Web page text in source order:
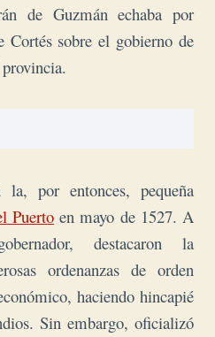
de Guzmán echaba por
Cortés sobre el gobierno de
por entonces, pequeña
Puertoen mayo de 1527. A
destacaron la
ordenanzas de orden
haciendo hincapié
Sin embargo, oficializó